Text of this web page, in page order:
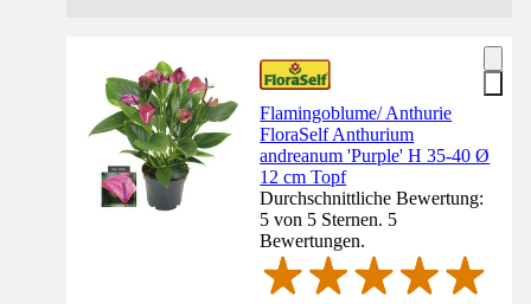
Flamingoblume/ Anthurie
FloraSelf Anthurium
andreanum 'Purple' H 35-40 Ø
12 cm Topf
Durchschnittliche Bewertung:
5 von 5 Sternen. 5
Bewertungen.